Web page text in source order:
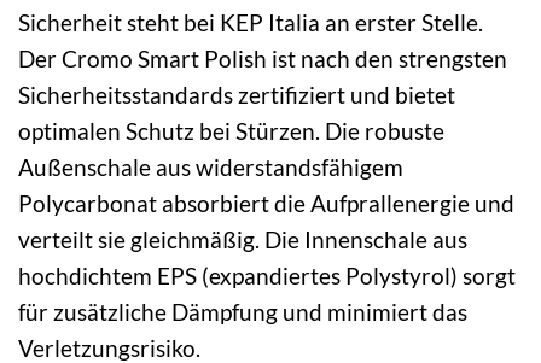
Sicherheit steht bei KEP Italia an erster Stelle.
Der Cromo Smart Polish ist nach den strengsten
Sicherheitsstandards zertifiziert und bietet
optimalen Schutz bei Stürzen. Die robuste
Außenschale aus widerstandsfähigem
Polycarbonat absorbiert die Aufprallenergie und
verteilt sie gleichmäßig. Die Innenschale aus
hochdichtem EPS (expandiertes Polystyrol) sorgt
für zusätzliche Dämpfung und minimiert das
Verletzungsrisiko.